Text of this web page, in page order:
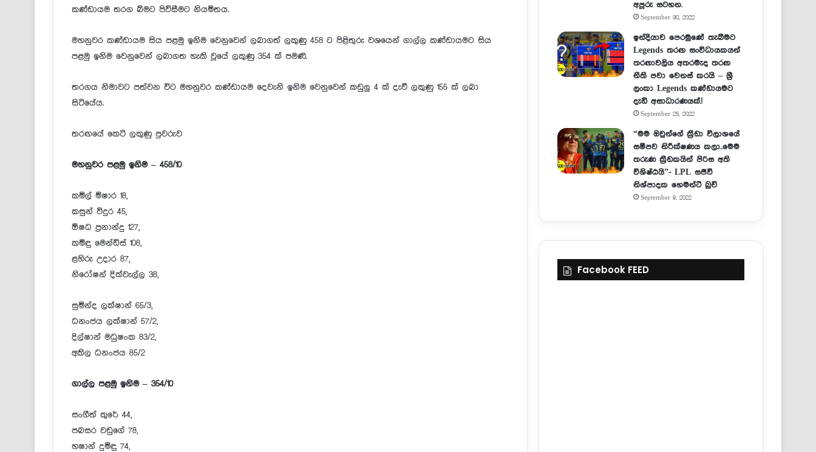
කණ්ඩායම තරග බිමට පිවිසීමට නියමිතය.
මහනුවර කණ්ඩායම සිය පළමු ඉනිම වෙනුවෙන් ලබාගත් ලකුණු 458 ට පිළිතුරු වශයෙන් ගාල්ල කණ්ඩායමට සිය
පළමු ඉනිම වෙනුවෙන් ලබාගත හැකි වූයේ ලකුණු 354 ක් පමණි.
තරගය නිමාවට පත්වන විට මහනුවර කණ්ඩායම දෙවැනි ඉනිම වෙනුවෙන් කඩුලු 4 ක් දැවී ලකුණු 155 ක් ලබා
සිටියේය.
තරඟයේ කෙටි ලකුණු පුවරුව
මහනුවර පළමු ඉනිම – 458/10
කමිල් මිෂාර 18,
කසුන් විදුර 45,
ඕෂධ ප්‍රනාන්දු 127,
කමිඳු මෙන්ඩිස් 108,
ළහිරු උදාර 87,
නිරෝෂන් දික්වැල්ල 38,
සුමින්ද ලක්ෂාන් 65/3,
ධනංජය ලක්ෂාන් 57/2,
දිල්ෂාන් මධුෂංක 83/2,
අකිල ධනංජය 85/2
ගාල්ල පළමු ඉනිම – 354/10
සංගීත් කුරේ 44,
පබසර වඩුගේ 78,
හෂාන් දුමිඳු 74,
අපූරු සටහන.
September 30, 2022
ඉන්දියාව පෙරමුණේ තැබීමට
Legends තරඟ සංවිධායකයන්
තරඟාවලිය අතරමැද තරඟ
නීති පවා වෙනස් කරයි – ශ්‍රී
ලංකා Legends කණ්ඩායමට
දැඩි අසාධාරණයක්.!
September 25, 2022
“මම ඔවුන්ගේ ක්‍රීඩා විලාශයේ
සමීපව නිරීක්ෂණය කලා..මෙම
තරුණ ක්‍රීඩකයින් පිරිස අති
විශිෂ්ඨයි”- LPL සජීවී
නිශ්පාදක හෙමන්ට් බුච්
September 9, 2022
Facebook FEED